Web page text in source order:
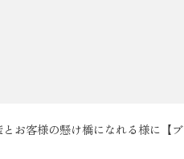
お客様の懸け橋になれる様に【ブ